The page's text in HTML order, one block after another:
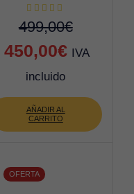
499,00€
El
precio
original
era:
450,00€El
actual
IVA
incluido
AÑADIR AL
CARRITO
OFERTA